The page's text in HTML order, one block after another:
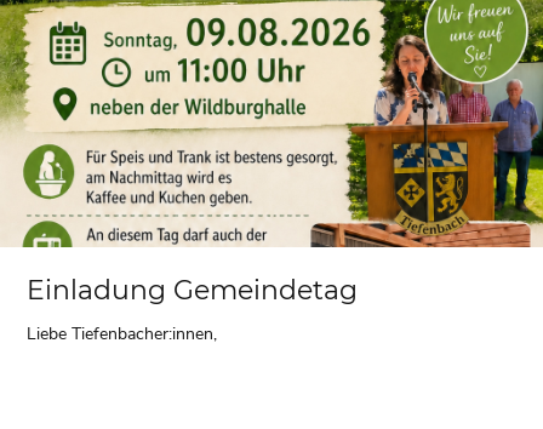
Einladung Gemeindetag
Liebe Tiefenbacher:innen,